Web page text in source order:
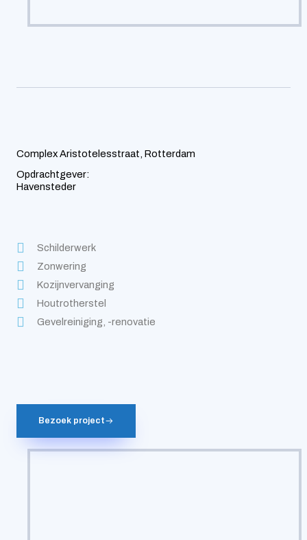
Complex Aristotelesstraat, Rotterdam
Opdrachtgever:
Havensteder
Schilderwerk
Zonwering
Kozijnvervanging
Houtrotherstel
Gevelreiniging, -renovatie
Bezoek project